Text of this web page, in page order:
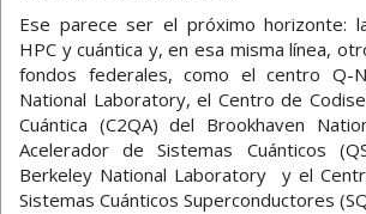
Ese parece ser el próximo horizonte:
HPC y cuántica y, en esa misma línea,
fondos federales, como el centro Q-
National Laboratory, el Centro de
Cuántica (C2QA) del Brookhaven
Acelerador de Sistemas Cuánticos
Berkeley National Laboratory y el
Sistemas Cuánticos Superconductores